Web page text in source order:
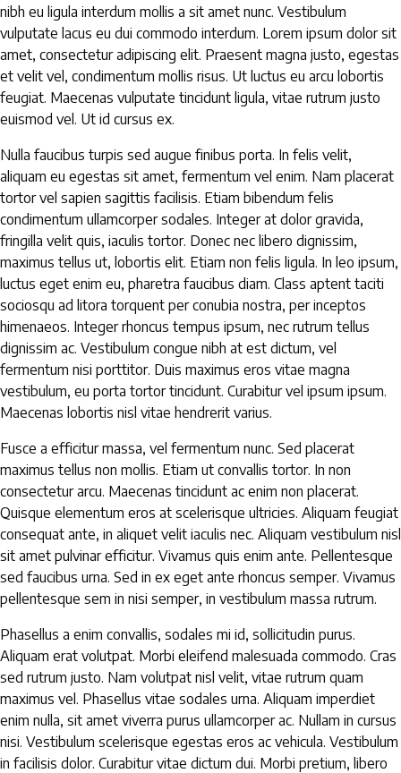
nibh eu ligula interdum mollis a sit amet nunc. Vestibulum
vulputate lacus eu dui commodo interdum. Lorem ipsum dolor sit
amet, consectetur adipiscing elit. Praesent magna justo, egestas
et velit vel, condimentum mollis risus. Ut luctus eu arcu lobortis
feugiat. Maecenas vulputate tincidunt ligula, vitae rutrum justo
euismod vel. Ut id cursus ex.
Nulla faucibus turpis sed augue finibus porta. In felis velit,
aliquam eu egestas sit amet, fermentum vel enim. Nam placerat
tortor vel sapien sagittis facilisis. Etiam bibendum felis
condimentum ullamcorper sodales. Integer at dolor gravida,
fringilla velit quis, iaculis tortor. Donec nec libero dignissim,
maximus tellus ut, lobortis elit. Etiam non felis ligula. In leo ipsum,
luctus eget enim eu, pharetra faucibus diam. Class aptent taciti
sociosqu ad litora torquent per conubia nostra, per inceptos
himenaeos. Integer rhoncus tempus ipsum, nec rutrum tellus
dignissim ac. Vestibulum congue nibh at est dictum, vel
fermentum nisi porttitor. Duis maximus eros vitae magna
vestibulum, eu porta tortor tincidunt. Curabitur vel ipsum ipsum.
Maecenas lobortis nisl vitae hendrerit varius.
Fusce a efficitur massa, vel fermentum nunc. Sed placerat
maximus tellus non mollis. Etiam ut convallis tortor. In non
consectetur arcu. Maecenas tincidunt ac enim non placerat.
Quisque elementum eros at scelerisque ultricies. Aliquam feugiat
consequat ante, in aliquet velit iaculis nec. Aliquam vestibulum nisl
sit amet pulvinar efficitur. Vivamus quis enim ante. Pellentesque
sed faucibus urna. Sed in ex eget ante rhoncus semper. Vivamus
pellentesque sem in nisi semper, in vestibulum massa rutrum.
Phasellus a enim convallis, sodales mi id, sollicitudin purus.
Aliquam erat volutpat. Morbi eleifend malesuada commodo. Cras
sed rutrum justo. Nam volutpat nisl velit, vitae rutrum quam
maximus vel. Phasellus vitae sodales urna. Aliquam imperdiet
enim nulla, sit amet viverra purus ullamcorper ac. Nullam in cursus
nisi. Vestibulum scelerisque egestas eros ac vehicula. Vestibulum
in facilisis dolor. Curabitur vitae dictum dui. Morbi pretium, libero